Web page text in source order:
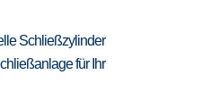
Schließzylinder
für Ihr